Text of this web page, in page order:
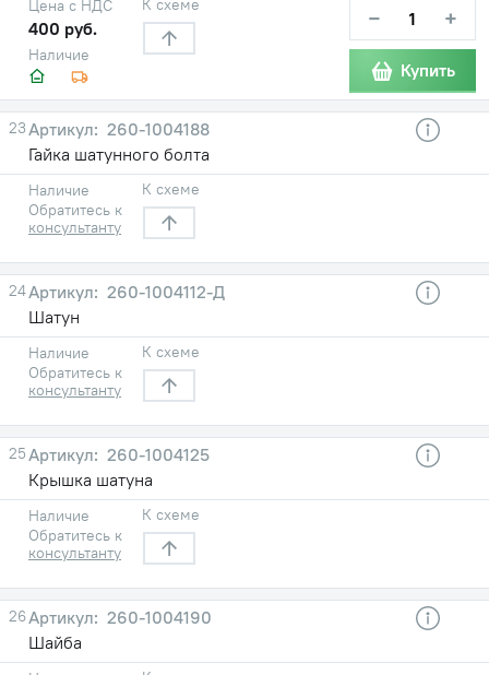
Наличие
Цена с НДС
400 руб.
К схеме − +
Купить
23
260-1004188
Гайка шатунного болта
Наличие
Обратитесь к
консультанту
К схеме
24
260-1004112-Д
Шатун
Наличие
Обратитесь к
консультанту
К схеме
25
260-1004125
Крышка шатуна
Наличие
Обратитесь к
консультанту
К схеме
26
260-1004190
Шайба